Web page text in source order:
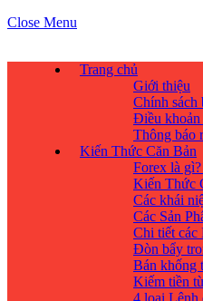
Close Menu
Trang chủ
Giới thiệu
Chính sách
Điều khoản
Thông báo
Kiến Thức Căn Bản
Forex là
Kiến Thức
Các khái
Các Sản
Chi tiết các
Đòn bẩy
Bán khống
Kiếm tiền
4 loại Lệnh